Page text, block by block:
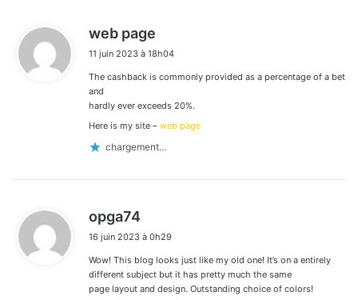
web page
t
11 juin 2023 à 18h04
The cashback is commonly provided as a percentage of a bet
and
hardly ever exceeds 20%.
Here is my site – web page
chargement…
opga74
t
:
16 juin 2023 à 0h29
Wow! This blog looks just like my old one! It’s on a entirely
different subject but it has pretty much the same
page layout and design. Outstanding choice of colors!